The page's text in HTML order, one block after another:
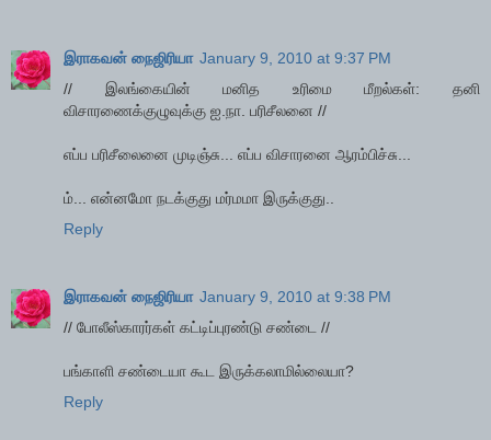
இராகவன் நைஜிரியா January 9, 2010 at 9:37 PM
// இலங்கையின் மனித உரிமை மீறல்கள்: தனி
விசாரணைக்குழுவுக்கு ஐ.நா. பரிசீலனை //
எப்ப பரிசீலைனை முடிஞ்சு... எப்ப விசாரனை ஆரம்பிச்சு...
ம்... என்னமோ நடக்குது மர்மமா இருக்குது..
Reply
இராகவன் நைஜிரியா January 9, 2010 at 9:38 PM
// போலீஸ்காரர்கள் கட்டிப்புரண்டு சண்டை //
பங்காளி சண்டையா கூட இருக்கலாமில்லையா?
Reply